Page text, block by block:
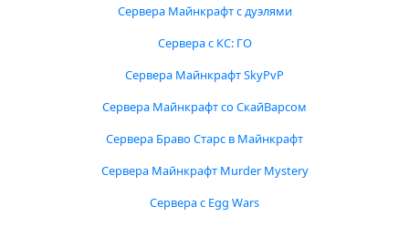
Сервера Майнкрафт с дуэлями
Сервера с КС: ГО
Сервера Майнкрафт SkyPvP
Сервера Майнкрафт со СкайВарсом
Сервера Браво Старс в Майнкрафт
Сервера Майнкрафт Murder Mystery
Сервера с Egg Wars